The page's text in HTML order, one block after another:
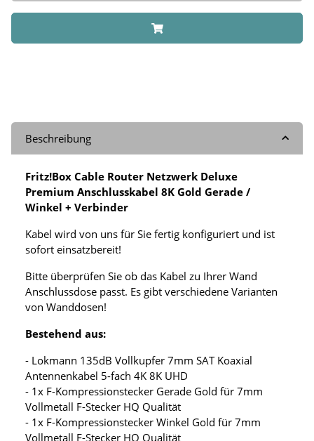
Beschreibung
Fritz!Box Cable Router Netzwerk Deluxe
Premium Anschlusskabel 8K Gold Gerade /
Winkel + Verbinder
Kabel wird von uns für Sie fertig konfiguriert und ist
sofort einsatzbereit!
Bitte überprüfen Sie ob das Kabel zu Ihrer Wand
Anschlussdose passt. Es gibt verschiedene Varianten
von Wanddosen!
Bestehend aus:
- Lokmann 135dB Vollkupfer 7mm SAT Koaxial
Antennenkabel 5-fach 4K 8K UHD
- 1x F-Kompressionstecker Gerade Gold für 7mm
Vollmetall F-Stecker HQ Qualität
- 1x F-Kompressionstecker Winkel Gold für 7mm
Vollmetall F-Stecker HQ Qualität